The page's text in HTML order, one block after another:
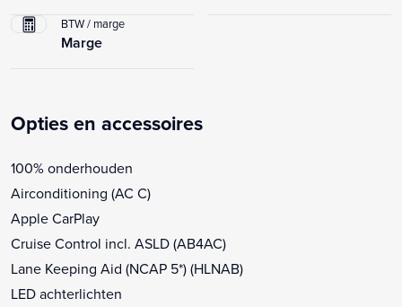
BTW / marge
Marge
Opties en accessoires
100% onderhouden
Airconditioning (AC C)
Apple CarPlay
Cruise Control incl. ASLD (AB4AC)
Lane Keeping Aid (NCAP 5*) (HLNAB)
LED achterlichten